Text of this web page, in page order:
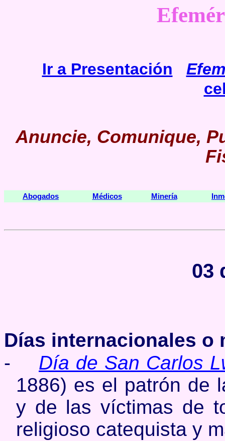
Ir a Presentación
Anuncie, Comunique,
Abogados Médicos Minería
03
Días internacionales o
-
Día de San Carlos
1886) es el patrón de
y de las víctimas de
religioso catequista y